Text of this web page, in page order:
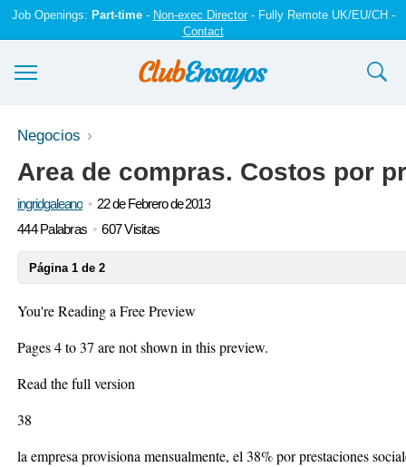
Job Openings: Part-time- Non-exec Director- Fully Remote UK/EU/CH -
Contact
Ensayos y trabajos
Registrarse
Iniciar sesión
Negocios
Area de compras. Costos por
ingridgaleano
22 de Febrero de 2013
444 Palabras
607 Visitas
Página 1 de 2
You're Reading a Free Preview
Pages 4 to 37 are not shown in this preview.
Read the full version
38
la empresa provisiona mensualmente, el 38% por prestaciones